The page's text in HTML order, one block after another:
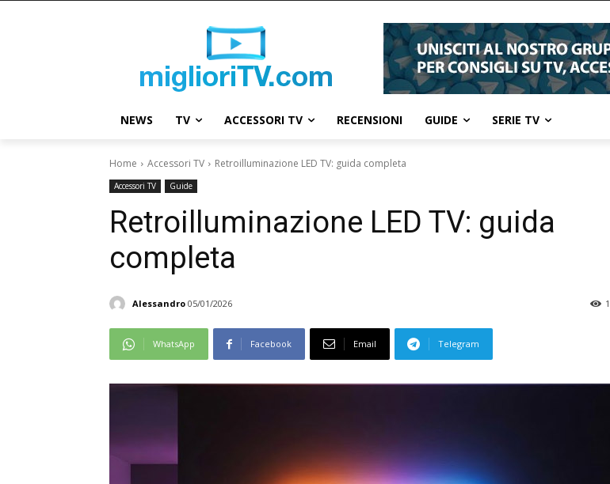
NEWS TV ACCESSORI TV RECENSIONI GUIDE SERIE TV
Home Accessori TV Retroilluminazione LED TV: guida completa
Accessori TV Guide
Retroilluminazione LED TV: guida
completa
Alessandro 05/01/2026
WhatsApp Facebook Email Telegram